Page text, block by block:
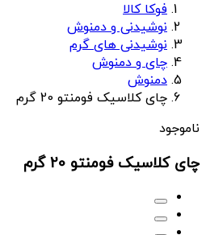
فوکا کالا
نوشیدنی و دمنوش
نوشیدنی های گرم
چای و دمنوش
دمنوش
چای کلاسیک فومنتو 20 گرم
ناموجود
چای کلاسیک فومنتو 20 گرم